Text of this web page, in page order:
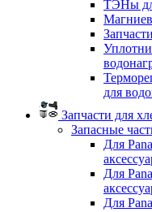
ТЭНы
для
Запчасти для
Запасные
Для
Для
Для